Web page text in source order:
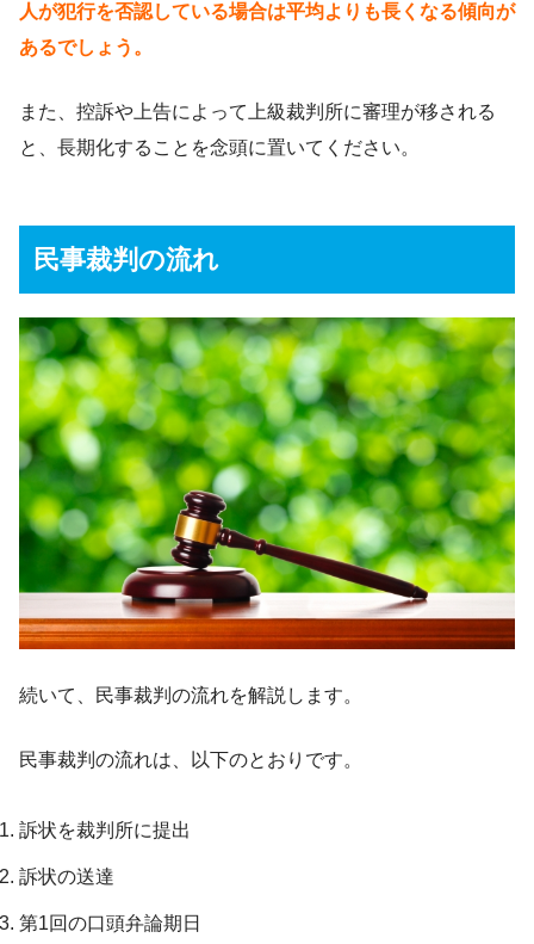
人が犯行を否認している場合は平均よりも長くなる傾向が
あるでしょう。
また、控訴や上告によって上級裁判所に審理が移される
と、長期化することを念頭に置いてください。
民事裁判の流れ
続いて、民事裁判の流れを解説します。
民事裁判の流れは、以下のとおりです。
訴状を裁判所に提出
訴状の送達
第1回の口頭弁論期日